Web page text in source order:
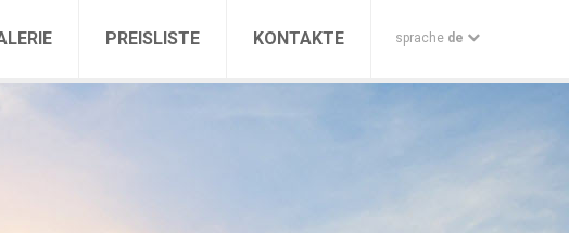
PREISLISTE KONTAKTE sprache de